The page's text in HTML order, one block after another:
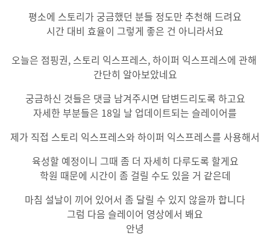
평소에 스토리가 궁금했던 분들 정도만 추천해 드려요
시간 대비 효율이 그렇게 좋은 건 아니라서요
오늘은 점핑권, 스토리 익스프레스, 하이퍼 익스프레스에 관해
간단히 알아보았네요
궁금하신 것들은 댓글 남겨주시면 답변드리도록 하고요
자세한 부분들은 18일 날 업데이트되는 슬레이어를
제가 직접 스토리 익스프레스와 하이퍼 익스프레스를 사용해서
육성할 예정이니 그때 좀 더 자세히 다루도록 할게요
학원 때문에 시간이 좀 걸릴 수도 있을 거 같은데
마침 설날이 끼어 있어서 좀 달릴 수 있지 않을까 합니다
그럼 다음 슬레이어 영상에서 봬요
안녕